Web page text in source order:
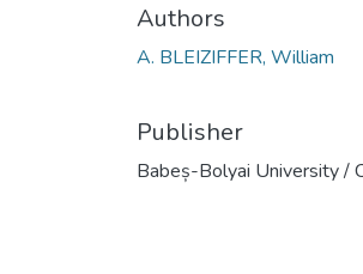
Authors
A. BLEIZIFFER, William
Publisher
Babeș-Bolyai University /